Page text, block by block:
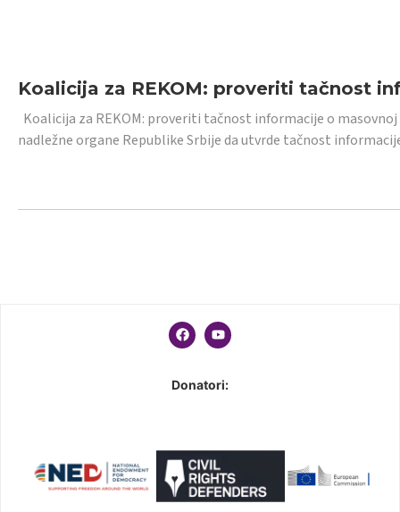
Koalicija za REKOM: proveriti tačnost
Koalicija za REKOM: proveriti tačnost informacije o
nadležne organe Republike Srbije da utvrde tačnost
Donatori: